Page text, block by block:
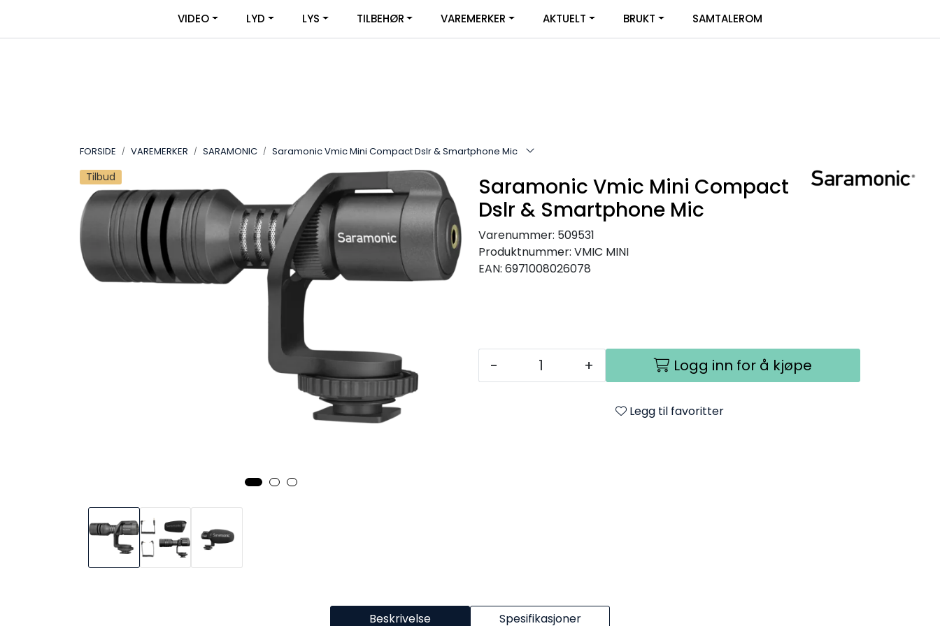
OM VIDEOUTSTYR | KONTAKT OSS SERVICE | FACEBOOK Infosenter Favoritter
VIDEO LYD LYS TILBEHØR VAREMERKER AKTUELT BRUKT SAMTALEROM
FORSIDE VAREMERKER SARAMONIC Saramonic Vmic Mini Compact Dslr & Smartphone Mic
Tilbud
Saramonic Vmic Mini Compact
Dslr & Smartphone Mic
Varenummer: 509531
Produktnummer: VMIC MINI
EAN: 6971008026078
- + Logg inn for å kjøpe
Legg til favoritter
Beskrivelse Spesifikasjoner